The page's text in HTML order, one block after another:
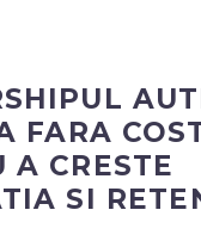
FARA
A CRESTE
SI